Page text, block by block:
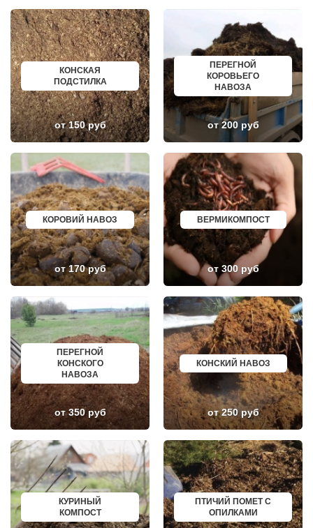
БОРОДИНО
БОТАКОВО
БРОННИЦЫ
БУРЦЕВО
БУТОВО
БЫКОВО
БЫЛОВО
ВАЛУЕВО
ВАТУТИНКИ
ВЕРБИЛКИ
ВЕРЕЙКА
ВЕРЕЯ
ВЕРХНЕЕ МЯЧКОВО
ВЕРХОВЬЕ
ВИДНОЕ
ВИШНЯКОВСКИЕ ДАЧИ
ВЛАСЬЕВО
ВНУКОВО
ВОЛОКОЛАМСК
ВОРОНОВО
ВОСКРЕСЕНСК
ВОСТОЧНЫЙ
ВОСТРЯКОВО
ВОСХОД
ВЫСОКОВСК
ГАЗОПРОВОД
ГЛАГОЛЕВО
ГЛЕБОВСКИЙ
ГОЛИЦИНО
ГОРКИ ЛЕНИНСКИЕ
ГОРКИ-10
ДАВЫДОВО
ДЕДЕНЕВО
ДЕДОВСК
ДЕМИХОВО
ДЗЕРЖИНСКИЙ
ДМИТРОВ
ДОЛГОПРУДНЫЙ
ДОРОХОВО
ДРЕЗНА
ДРУЖБА
ДУБКИ
ДУБНА
ДУБОВАЯ РОЩА
ЕГОРЬЕВСК
ЖЕЛЕЗНОДОРОЖНЫЙ
ЕЙСК
НОВЫЙ УРЕНГОЙ
ОСТРОВ
ЛАБИНСК
КСТОВО
ЧАЙКОВСКИЙ
НОВОЧЕРКАССК
МИАСС
НАЛЬЧИК
УССУРИЙСК
КАМЕНСК ШАХТИНСКИЙ
КРАСНОЕ СЕЛО
ОРСК
БЕРЕЗНИКИ
ЯКУТСК
КАМЕНСК УРАЛЬСКИЙ
БАЛАБАНОВО
ВОЛОСОВО
СЕРТОЛОВО
ПЕРВОУРАЛЬСК
КИНЕЛЬ
НЕФТЕКАМСК
БОГОРОДСК
АРТЕМ
ГОРЯЧИЙ КЛЮЧ
БОРОВИЧИ
ХАНТЫ МАНСИЙСК
ДМИТРИЕВ
ПЕТРОПАВЛОВСК КАМЧАТСКИЙ
АПШЕРОНСК
ВЕЛИКИЕ ЛУКИ
ЛОМОНОСОВ
НИЖНЕКАМСК
КАСПИЙСК
АЧИНСК
ЖЕЛЕЗНОГОРСК
АСБЕСТ
БОРИСОГЛЕБСК
БУЗУЛУК
ЕССЕНТУКИ
КАНСК
ТОСНО
ЭЛИСТА
КОНСКАЯ
ПОДСТИЛКА
от 150 руб
ПЕРЕГНОЙ
КОРОВЬЕГО
НАВОЗА
от 200 руб
КОРОВИЙ НАВОЗ
от 170 руб
ВЕРМИКОМПОСТ
от 300 руб
ПЕРЕГНОЙ
КОНСКОГО
НАВОЗА
от 350 руб
КОНСКИЙ НАВОЗ
от 250 руб
КУРИНЫЙ
КОМПОСТ
ПТИЧИЙ ПОМЕТ С
ОПИЛКАМИ